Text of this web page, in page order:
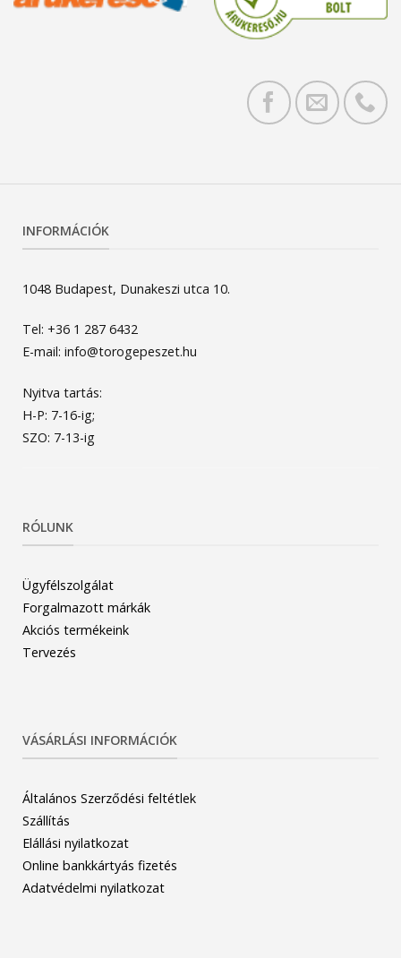
INFORMÁCIÓK
1048 Budapest, Dunakeszi utca 10.
Tel: +36 1 287 6432
E-mail: info@torogepeszet.hu
Nyitva tartás:
H-P: 7-16-ig;
SZO: 7-13-ig
RÓLUNK
Ügyfélszolgálat
Forgalmazott márkák
Akciós termékeink
Tervezés
VÁSÁRLÁSI INFORMÁCIÓK
Általános Szerződési feltétlek
Szállítás
Elállási nyilatkozat
Online bankkártyás fizetés
Adatvédelmi nyilatkozat